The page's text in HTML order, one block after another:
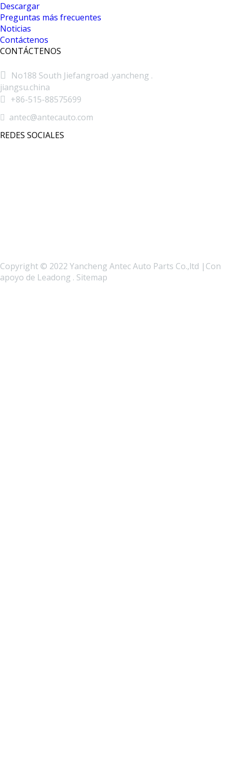
Descargar
Preguntas más frecuentes
Noticias
Contáctenos
CONTÁCTENOS

No188 South Jiefangroad .yancheng .
jiangsu.china
 +86-515-88575699
 antec@antecauto.com
REDES SOCIALES
Copyright © 2022 Yancheng Antec Auto Parts Co.,ltd |Con
apoyo de Leadong . Sitemap